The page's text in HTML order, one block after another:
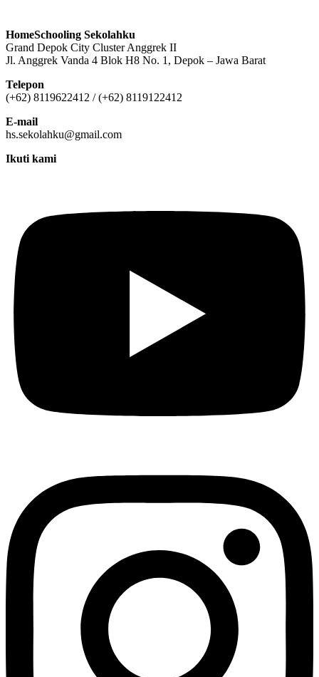
HomeSchooling Sekolahku
Grand Depok City Cluster Anggrek II
Jl. Anggrek Vanda 4 Blok H8 No. 1, Depok – Jawa Barat
Telepon
(+62) 8119622412 / (+62) 8119122412
E-mail
hs.sekolahku@gmail.com
Ikuti kami